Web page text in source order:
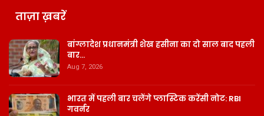
ताज़ा ख़बरें
बांग्लादेश प्रधानमंत्री शेख हसीना का दो साल बाद पहली
बार…
Aug 7, 2026
भारत में पहली बार चलेंगे प्लास्टिक करेंसी नोट: RBI
गवर्नर